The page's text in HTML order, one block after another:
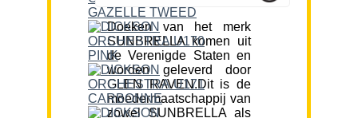
Doeken van het merk
SUNBRELLA komen uit
de Verenigde Staten en
worden geleverd door
GLEN RAVEN.Dit is de
moedermaatschappij van
zowel SUNBRELLA als